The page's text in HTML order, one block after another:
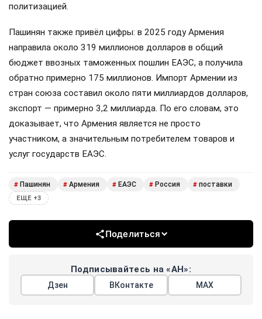
политизацией.
Пашинян также привёл цифры: в 2025 году Армения
направила около 319 миллионов долларов в общий
бюджет ввозных таможенных пошлин ЕАЭС, а получила
обратно примерно 175 миллионов. Импорт Армении из
стран союза составил около пяти миллиардов долларов,
экспорт — примерно 3,2 миллиарда. По его словам, это
доказывает, что Армения является не просто
участником, а значительным потребителем товаров и
услуг государств ЕАЭС.
# Пашинян # Армения # ЕАЭС # Россия # поставки
ЕЩЕ +3
Поделиться
Подписывайтесь на «АН»:
Дзен ВКонтакте МАХ